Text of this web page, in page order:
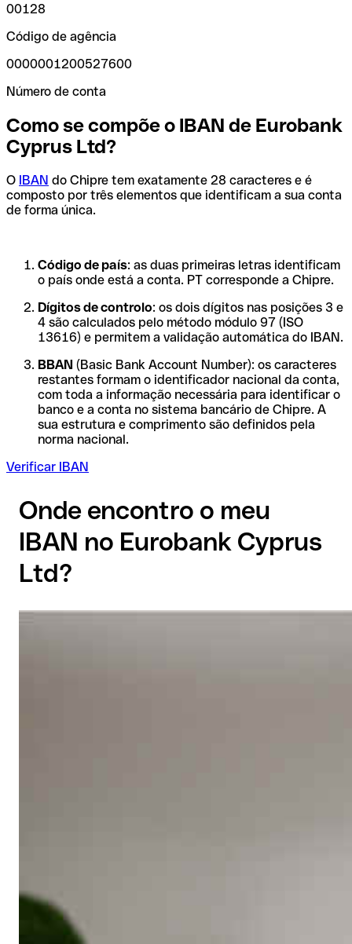
00128
Código de agência
0000001200527600
Número de conta
Como se compõe o IBAN de Eurobank
Cyprus Ltd?
O IBAN do Chipre tem exatamente 28 caracteres e é
composto por três elementos que identificam a sua conta
de forma única.
Código de país: as duas primeiras letras identificam
o país onde está a conta. PT corresponde a Chipre.
Dígitos de controlo: os dois dígitos nas posições 3 e
4 são calculados pelo método módulo 97 (ISO
13616) e permitem a validação automática do IBAN.
BBAN (Basic Bank Account Number): os caracteres
restantes formam o identificador nacional da conta,
com toda a informação necessária para identificar o
banco e a conta no sistema bancário de Chipre. A
sua estrutura e comprimento são definidos pela
norma nacional.
Verificar IBAN
Onde encontro o meu
IBAN no Eurobank Cyprus
Ltd?